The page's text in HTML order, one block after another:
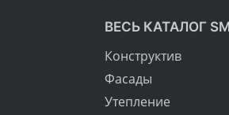
ВЕСЬ КАТАЛОГ
Конструктив
Фасады
Утепление